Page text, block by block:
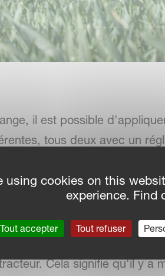
il est possible
tous deux avec un
parfaits. Il en
l'engrais appliqué.
à l'arrière et d'un autre à
Cela signifie qu'il y a
using cookies on this
experience. Find
Tout accepter Tout refuser